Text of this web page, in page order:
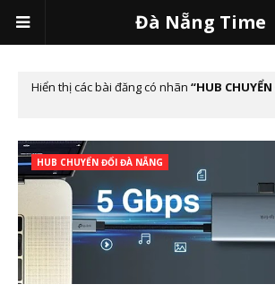
Đà Nẵng Time
Hiển thị các bài đăng có nhãn
HUB
HUB CHUYỂN ĐỔI ĐÀ NẴNG